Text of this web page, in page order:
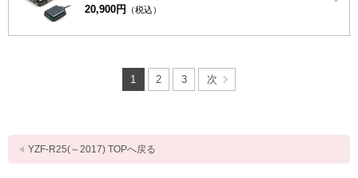
20,900円
（税込）
1 2 3 次
YZF-R25(～2017) TOPへ戻る